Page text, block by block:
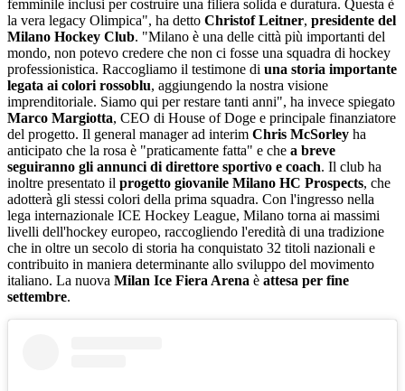
femminile inclusi per costruire una filiera solida e duratura. Questa è
la vera legacy Olimpica", ha detto Christof Leitner, presidente del
Milano Hockey Club. "Milano è una delle città più importanti del
mondo, non potevo credere che non ci fosse una squadra di hockey
professionistica. Raccogliamo il testimone di una storia importante
legata ai colori rossoblu, aggiungendo la nostra visione
imprenditoriale. Siamo qui per restare tanti anni", ha invece spiegato
Marco Margiotta, CEO di House of Doge e principale finanziatore
del progetto. Il general manager ad interim Chris McSorley ha
anticipato che la rosa è "praticamente fatta" e che a breve
seguiranno gli annunci di direttore sportivo e coach. Il club ha
inoltre presentato il progetto giovanile Milano HC Prospects, che
adotterà gli stessi colori della prima squadra. Con l'ingresso nella
lega internazionale ICE Hockey League, Milano torna ai massimi
livelli dell'hockey europeo, raccogliendo l'eredità di una tradizione
che in oltre un secolo di storia ha conquistato 32 titoli nazionali e
contribuito in maniera determinante allo sviluppo del movimento
italiano. La nuova Milan Ice Fiera Arena è attesa per fine
settembre.